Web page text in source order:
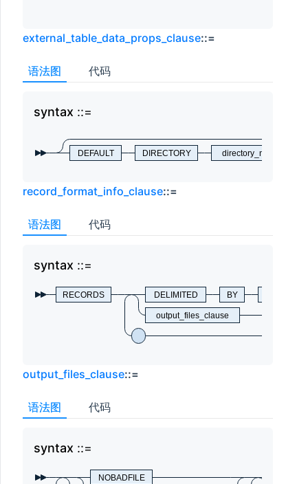
external_table_data_props_clause::=
语法图 代码
syntax
DEFAULT DIRECTORY directory_name
record_format_info_clause::=
语法图 代码
syntax
RECORDS DELIMITED BY
output_files_clause
output_files_clause::=
语法图 代码
syntax
NOBADFILE